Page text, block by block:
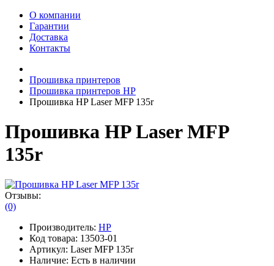
О компании
Гарантии
Доставка
Контакты
Прошивка принтеров
Прошивка принтеров HP
Прошивка HP Laser MFP 135r
Прошивка HP Laser MFP
135r
Отзывы:
(0)
Производитель: HP
Код товара: 13503-01
Артикул: Laser MFP 135r
Наличие: Есть в наличии